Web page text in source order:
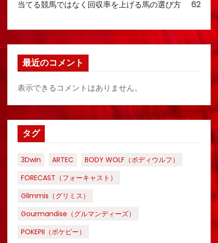
当てる競馬ではなく回収率を上げる馬の選び方 62
最近のコメント
表示できるコメントはありません。
タグ
3Dwin ARTEC
BODY WOLF（ボディウルフ）
FORECAST（フォーキャスト）
Glimmis（グリミス）
Gourmandise（グルマンディーズ）
POKEPII（ポケピー）